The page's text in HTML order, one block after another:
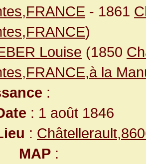
- 1861
)
Louise (1850
la
:
: 1 août 1846
:
MAP :